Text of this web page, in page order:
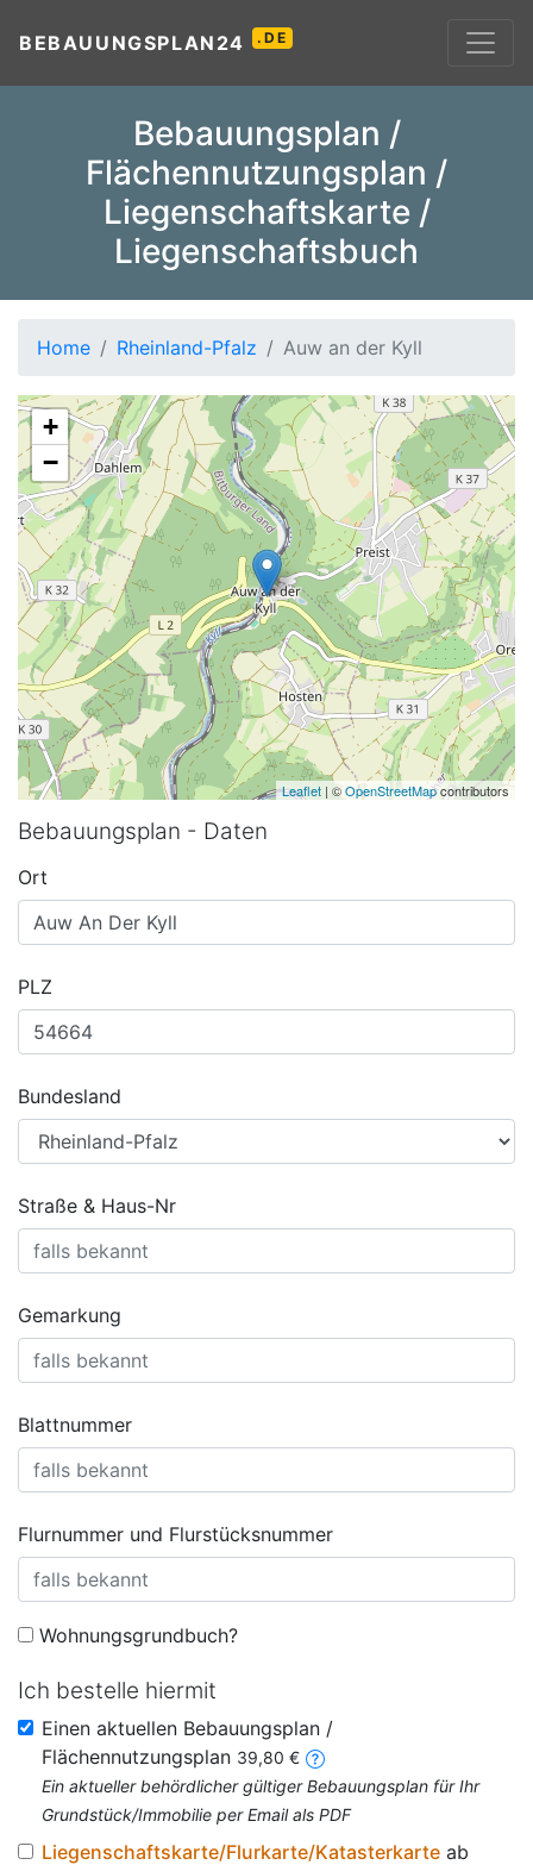
BEBAUUNGSPLAN24 .DE
Bebauungsplan /
Flächennutzungsplan /
Liegenschaftskarte /
Liegenschaftsbuch
Home Rheinland-Pfalz Auw an der Kyll
+
−
Leaflet | ©OpenStreetMapcontributors
Bebauungsplan - Daten
Ort
PLZ
Bundesland
Straße & Haus-Nr
Gemarkung
Blattnummer
Flurnummer und Flurstücksnummer
Wohnungsgrundbuch?
Ich bestelle hiermit
Einen aktuellen Bebauungsplan /
Flächennutzungsplan 39,80 €
Ein aktueller behördlicher gültiger Bebauungsplan für Ihr
Grundstück/Immobilie per Email als PDF
Liegenschaftskarte/Flurkarte/Katasterkarte ab